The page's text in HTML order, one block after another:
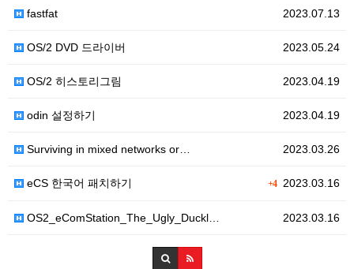
2023.07.13
fastfat
2023.05.24
OS/2 DVD 드라이버
2023.04.19
OS/2 히스토리그림
2023.04.19
odin 설정하기
2023.03.26
Surviving in mixed networks or…
+42023.03.16
eCS 한국어 패치하기
2023.03.16
OS2_eComStation_The_Ugly_Duckl…